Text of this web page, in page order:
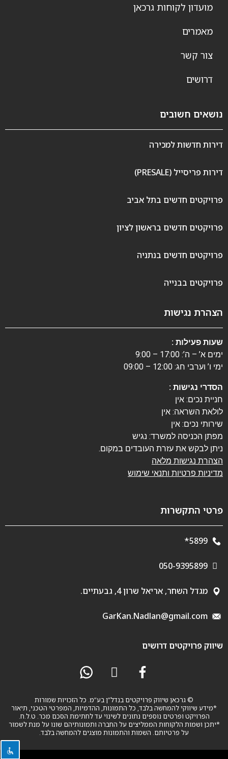
מועדון לקוחות גרכאן
מאמרים
צור קשר
דרושים
נושאים חשובים
דירות חדשות למכירה
דירות פריסייל (PRESALE)
פרויקטים חדשים בתל אביב
פרויקטים חדשים בראשון לציון
פרויקטים חדשים בנתניה
פרויקטים בבנייה
הצהרת נגישות
שעות פעילות :
ימים א’ – ה’: 17:00 – 9:00
ימי ו’ וערבי חג: 12:00 – 09:00
הסדרי נגישות :
חניית נכים: אין
לולאת השראה: אין
שירותי נכים: אין
מפתן הכניסה למשרד: נגיש
ניתן לבקש את עזרת העובדים במקום.
הצהרת נגישות מלאה
מדיניות פרטיות ותנאי שימוש
פרטי התקשרות
5899*
050-9395899
מגדל השחר, אריאל שרון 4, גבעתיים.
GarKan.Nadlan@gmail.com
שיווק פרויקטים דרושים
© גרכאן שיווק פרויקטים בנדל”ן בע”מ. כל הזכויות שמורות
*מידע שיווקי להמחשה בלבד, כל התמונות, ההדמיות, המפרטי הטכני, תיאור
הפרויקט ופרטים נוספים נתונים לשינוי עד לחתימת הסכם מכר. ט.ל.ח.
*יתכן ושמות הלקוחות הממליצים על החברה ותמונותיהם שונו על מנת לשמור
על פרטיותם. השמות והתמונות מוצגים להמחשה בלבד.